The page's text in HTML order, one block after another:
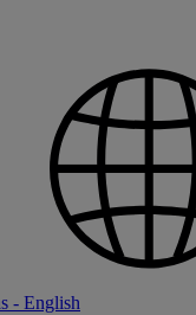
- English